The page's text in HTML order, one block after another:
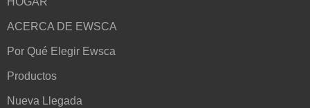
ACERCA DE EWSCA
Por Qué Elegir Ewsca
Productos
Nueva Llegada